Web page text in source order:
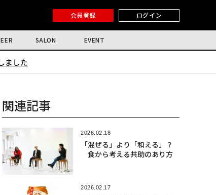
会員登録 ログイン
SALON EVENT
ました
関連記事
2026.02.18
「混ぜる」より「和える」？
食から考える共助のあり方
2026.02.17